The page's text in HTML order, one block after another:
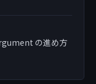
の進め方